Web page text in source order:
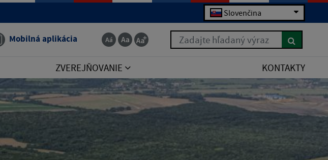
Slovenčina
Mobilná aplikácia Zadajte hľadaný výraz
ZVEREJŇOVANIE KONTAKTY